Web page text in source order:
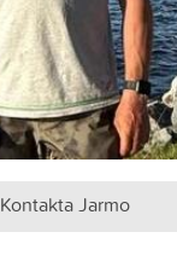
Kontakta Jarmo